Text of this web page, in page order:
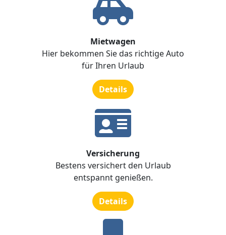
Mietwagen
Hier bekommen Sie das richtige Auto
für Ihren Urlaub
Details
Versicherung
Bestens versichert den Urlaub
entspannt genießen.
Details